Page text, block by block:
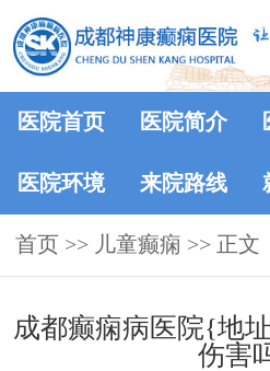
医院首页 医院简介
医院环境 来院路线
首页 >> 儿童癫痫 >> 正文
成都癫痫病医院{地
伤害